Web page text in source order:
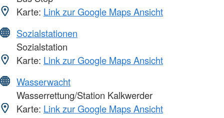
Karte: Link zur Google Maps Ansicht
Sozialstationen
Sozialstation
Karte: Link zur Google Maps Ansicht
Wasserwacht
Wasserrettung/Station Kalkwerder
Karte: Link zur Google Maps Ansicht